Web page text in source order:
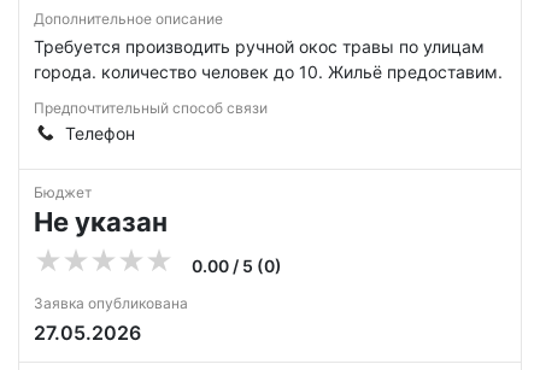
Дополнительное описание
Требуется производить ручной окос травы по улицам
города. количество человек до 10. Жильё предоставим.
Предпочтительный способ связи
Телефон
Бюджет
Не указан
0.00 / 5 (0)
Заявка опубликована
27.05.2026